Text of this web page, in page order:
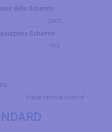
dello Schermo
2600
Schermo
PCI
Voice remote control